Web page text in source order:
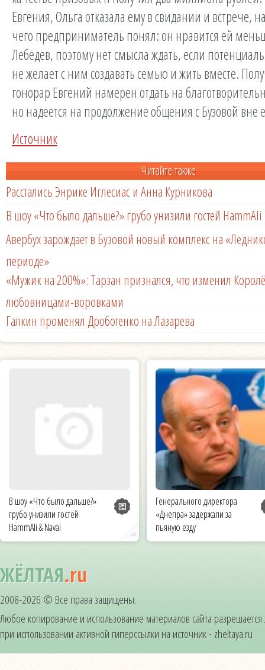
Евгения, Ольга отказала ему в свидании и встрече,
чего предприниматель понял: он нравится ей
Лебедев, поэтому нет смысла ждать, если
не желает с ним создавать семью и жить вместе.
гонорар Евгений намерен отдать на
но надеется на продолжение общения с Бузовой вне
Источник
Читайте также
Расстались Энрике Иглесиас и Анна Курникова
В шоу «Что было дальше?» грубо унизили гостей HammAli
Авербух зарождает в Бузовой новый комплекс на
периоде»
«Мужик на 200%»: Тарзан признался, что изменил
любовницами-воровками
Галкин променял Дроботенко на Лазарева
В шоу «Что было дальше?»
грубо унизили гостей
HammAli & Navai
Генерального директора
«Днепра» задержали за
пьяную езду
ЖЁЛТАЯ.ru
2008-2026 © Все права защищены.
Любое копирование и использование материалов сайта
при использовании активной гиперссылки на источник - zheltaya.ru